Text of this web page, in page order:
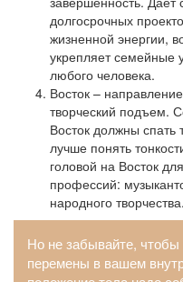
долгосрочных
жизненной энергии,
укрепляет семейные
любого человека.
Восток –
творческий подъем.
Восток должны спать
лучше понять
головой на Восток
профессий:
народного творчества.
Но не забывайте,
перемены в вашем